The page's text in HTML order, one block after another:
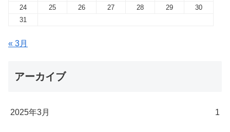
24
25 26 27 28 29
30
31
« 3月
アーカイブ
2025年3月 1